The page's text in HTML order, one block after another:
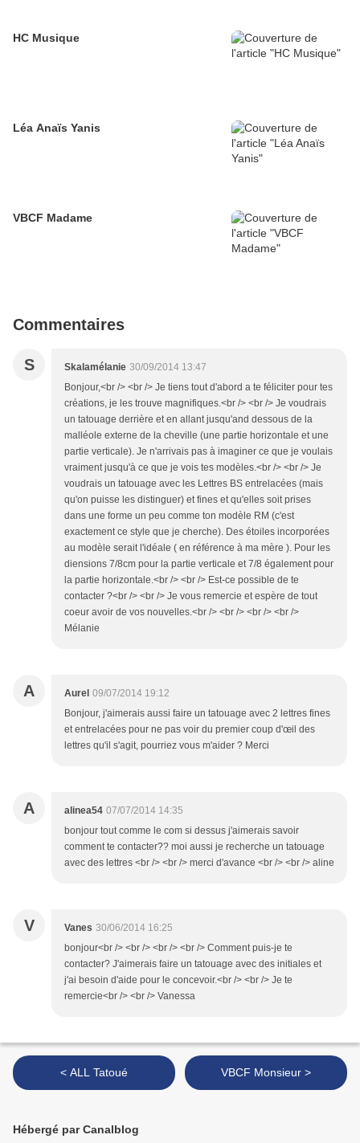
HC Musique
Léa Anaïs Yanis
VBCF Madame
Commentaires
S Skalamélanie 30/09/2014 13:47
Bonjour,<br /> <br /> Je tiens tout d'abord a te féliciter pour tes
créations, je les trouve magnifiques.<br /> <br /> Je voudrais
un tatouage derrière et en allant jusqu'and dessous de la
malléole externe de la cheville (une partie horizontale et une
partie verticale). Je n'arrivais pas à imaginer ce que je voulais
vraiment jusqu'à ce que je vois tes modèles.<br /> <br /> Je
voudrais un tatouage avec les Lettres BS entrelacées (mais
qu'on puisse les distinguer) et fines et qu'elles soit prises
dans une forme un peu comme ton modèle RM (c'est
exactement ce style que je cherche). Des étoiles incorporées
au modèle serait l'idéale ( en référence à ma mère ). Pour les
diensions 7/8cm pour la partie verticale et 7/8 également pour
la partie horizontale.<br /> <br /> Est-ce possible de te
contacter ?<br /> <br /> Je vous remercie et espère de tout
coeur avoir de vos nouvelles.<br /> <br /> <br /> <br />
Mélanie
A Aurel 09/07/2014 19:12
Bonjour, j'aimerais aussi faire un tatouage avec 2 lettres fines
et entrelacées pour ne pas voir du premier coup d'œil des
lettres qu'il s'agit, pourriez vous m'aider ? Merci
A alinea54 07/07/2014 14:35
bonjour tout comme le com si dessus j'aimerais savoir
comment te contacter?? moi aussi je recherche un tatouage
avec des lettres <br /> <br /> merci d'avance <br /> <br /> aline
V Vanes 30/06/2014 16:25
bonjour<br /> <br /> <br /> <br /> Comment puis-je te
contacter? J'aimerais faire un tatouage avec des initiales et
j'ai besoin d'aide pour le concevoir.<br /> <br /> Je te
remercie<br /> <br /> Vanessa
< ALL Tatoué VBCF Monsieur >
Hébergé par Canalblog